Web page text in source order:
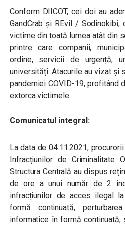
Conform DIICOT, cei doi au
GandCrab și REvil / Sodinokibi,
victime din toată lumea atât din
printre care companii,
ordine, servicii de urgență,
universități. Atacurile au vizat și
pandemiei COVID-19, profitând
extorca victimele.
Comunicatul integral:
La data de 04.11.2021,
Infracțiunilor de Criminalitate
Structura Centrală au dispus
de ore a unui număr de 2
infracțiunilor de acces ilegal
formă continuată,
informatice în formă continuată,